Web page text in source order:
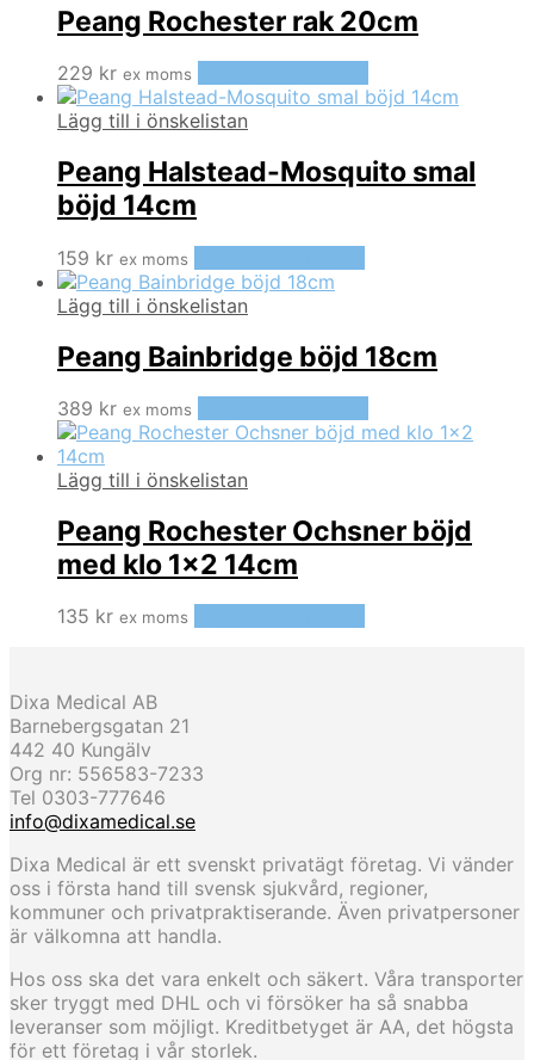
Peang Rochester rak 20cm
229 kr ex moms
Lägg till i önskelistan
Peang Halstead-Mosquito smal
böjd 14cm
159 kr ex moms
Lägg till i önskelistan
Peang Bainbridge böjd 18cm
389 kr ex moms
Lägg till i önskelistan
Peang Rochester Ochsner böjd
med klo 1×2 14cm
135 kr ex moms
Dixa Medical AB
Barnebergsgatan 21
442 40 Kungälv
Org nr: 556583-7233
Tel 0303-777646
info@dixamedical.se
Dixa Medical är ett svenskt privatägt företag. Vi vänder
oss i första hand till svensk sjukvård, regioner,
kommuner och privatpraktiserande. Även privatpersoner
är välkomna att handla.
Hos oss ska det vara enkelt och säkert. Våra transporter
sker tryggt med DHL och vi försöker ha så snabba
leveranser som möjligt. Kreditbetyget är AA, det högsta
för ett företag i vår storlek.